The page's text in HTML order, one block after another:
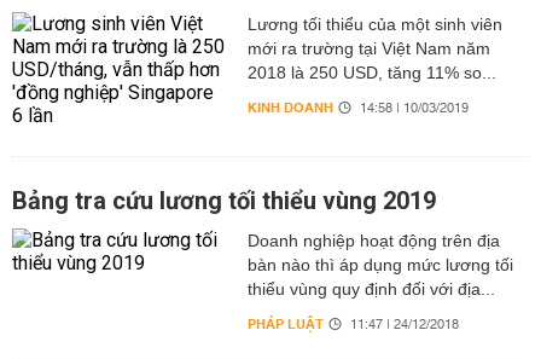
Lương tối thiểu của một sinh viên
mới ra trường tại Việt Nam năm
2018 là 250 USD, tăng 11% so...
KINH DOANH 14:58 | 10/03/2019
Bảng tra cứu lương tối thiểu vùng 2019
Doanh nghiệp hoạt động trên địa
bàn nào thì áp dụng mức lương tối
thiểu vùng quy định đối với địa...
PHÁP LUẬT 11:47 | 24/12/2018